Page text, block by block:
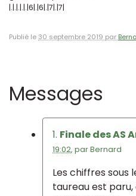
|.|.|.|.|.|6|.|6|.|7|.|7|
Publié le 30 septembre 2019 par
Messages
1. Finale des AS
19:02, parBernard
Les chiffres sous
taureau est paru,